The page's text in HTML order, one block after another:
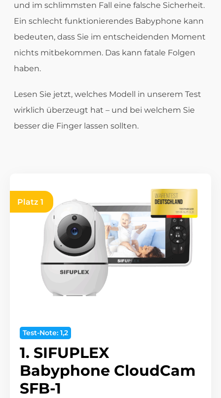
und im schlimmsten Fall eine falsche Sicherheit.
Ein schlecht funktionierendes Babyphone kann
bedeuten, dass Sie im entscheidenden Moment
nichts mitbekommen. Das kann fatale Folgen
haben.
Lesen Sie jetzt, welches Modell in unserem Test
wirklich überzeugt hat – und bei welchem Sie
besser die Finger lassen sollten.
Platz 1
Test-Note: 1,2
1. SIFUPLEX
Babyphone CloudCam
SFB-1